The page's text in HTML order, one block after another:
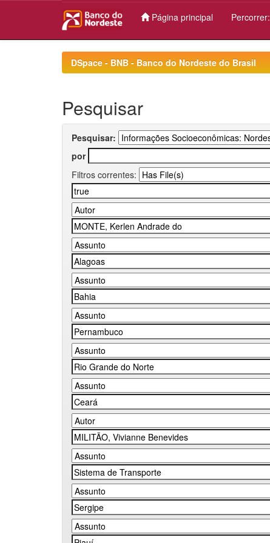
Página principal Percorrer:
DSpace - BNB - Banco do Nordeste do Brasil
Pesquisar
Pesquisar:
por
Filtros correntes: